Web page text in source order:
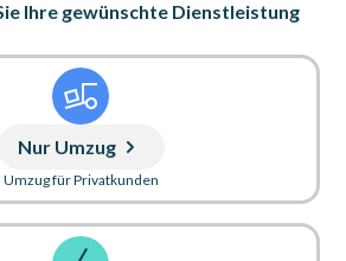
Ihre gewünschte Dienstleistung
Nur Umzug
Umzug für Privatkunden